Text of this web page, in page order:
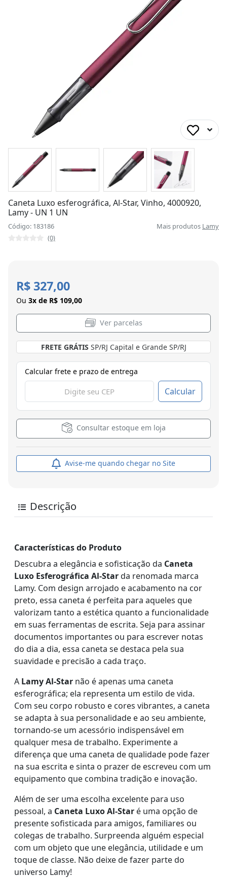
Caneta Luxo esferográfica, Al-Star, Vinho, 4000920,
Lamy - UN 1 UN
Código: 183186 Mais produtos Lamy
(0)
R$ 327,00
Ou 3x de R$ 109,00
Ver parcelas
FRETE GRÁTIS SP/RJ Capital e Grande SP/RJ
Calcular frete e prazo de entrega
Calcular
Consultar estoque em loja
Avise-me quando chegar no Site
Descrição
Características do Produto
Descubra a elegância e sofisticação da Caneta
Luxo Esferográfica Al-Starda renomada marca
Lamy. Com design arrojado e acabamento na cor
preto, essa caneta é perfeita para aqueles que
valorizam tanto a estética quanto a funcionalidade
em suas ferramentas de escrita. Seja para assinar
documentos importantes ou para escrever notas
do dia a dia, essa caneta se destaca pela sua
suavidade e precisão a cada traço.
A Lamy Al-Star não é apenas uma caneta
esferográfica; ela representa um estilo de vida.
Com seu corpo robusto e cores vibrantes, a caneta
se adapta à sua personalidade e ao seu ambiente,
tornando-se um acessório indispensável em
qualquer mesa de trabalho. Experimente a
diferença que uma caneta de qualidade pode fazer
na sua escrita e sinta o prazer de escreveu com um
equipamento que combina tradição e inovação.
Além de ser uma escolha excelente para uso
pessoal, a Caneta Luxo Al-Star é uma opção de
presente sofisticada para amigos, familiares ou
colegas de trabalho. Surpreenda alguém especial
com um objeto que une elegância, utilidade e um
toque de classe. Não deixe de fazer parte do
universo Lamy!